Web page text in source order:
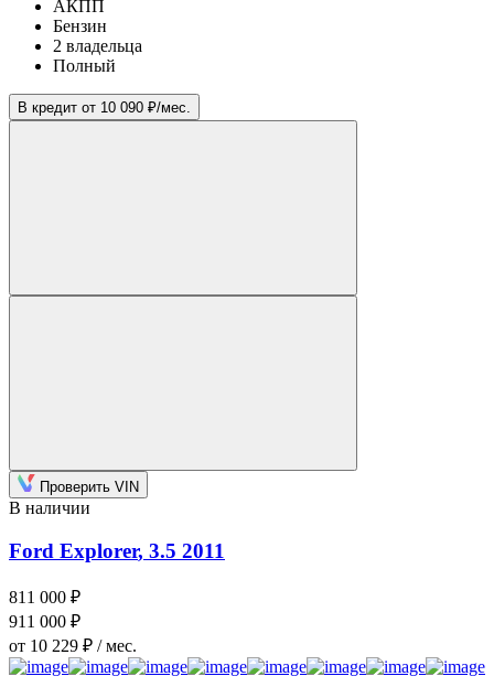
АКПП
Бензин
2 владельца
Полный
В кредит от 10 090 ₽/мес.
Проверить VIN
В наличии
Ford Explorer, 3.5 2011
811 000 ₽
911 000 ₽
от 10 229 ₽ / мес.